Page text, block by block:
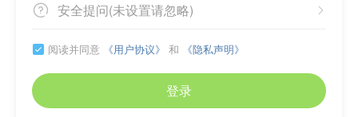
 
安全提问(未设置请忽略)
 阅读并同意 《用户协议》 和 《隐私声明》
登录